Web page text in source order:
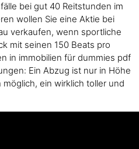
bei gut 40 Reitstunden im
wollen Sie eine Aktie bei
verkaufen, wenn sportliche
mit seinen 150 Beats pro
in immobilien für dummies pdf
Ein Abzug ist nur in Höhe
ein wirklich toller und